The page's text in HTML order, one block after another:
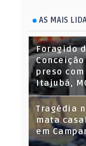
AS MAIS
Foragido
preso
Itajubá,
Tragédia
mata
em